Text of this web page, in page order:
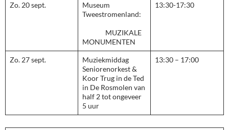
Zo. 20 sept.
Museum
Tweestromenland:
MUZIKALE
MONUMENTEN
13:30-17:30
Zo. 27 sept.
Muziekmiddag
Seniorenorkest &
Koor Trug in de Ted
in De Rosmolen van
half 2 tot ongeveer
5 uur
13:30 – 17:00